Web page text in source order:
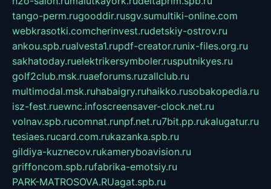
tango-perm.rugooddir.rusgv.sumultiki-online.com
webkrasotki.comcherinvest.rudetskiy-ostrov.ru
ankou.spb.rualvesta1.rupdf-creator.runix-files.org.ru
sakhatoday.ruelektrikersymboler.rusputnikyes.ru
golf2club.msk.ruaeforums.ruzallclub.ru
multimodal.msk.ruhabaigry.ruhaikko.rusobakopedia.ru
isz-fest.ruewnc.infoscreensaver-clock.net.ru
volnav.spb.rucomnat.runpf.net.ru7bit.pp.rukalugatur.ru
tesiaes.rucard.com.rukazanka.spb.ru
gildiya-kuznecov.rukameryboavision.ru
griffoncom.spb.rufabrika-emotsiy.ru
PARK-MATROSOVA.RUagat.spb.ru